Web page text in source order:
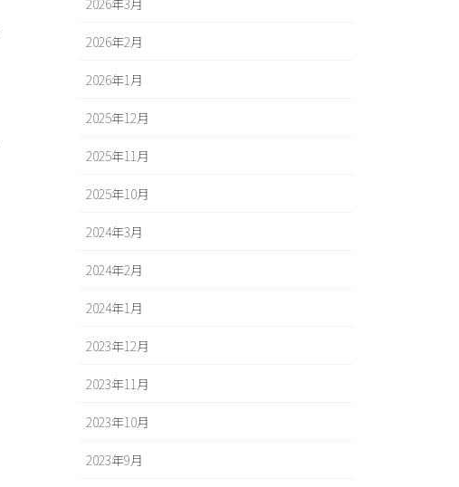
2026年2月
2026年1月
2025年12月
2025年11月
2025年10月
2024年3月
2024年2月
2024年1月
2023年12月
2023年11月
2023年10月
2023年9月